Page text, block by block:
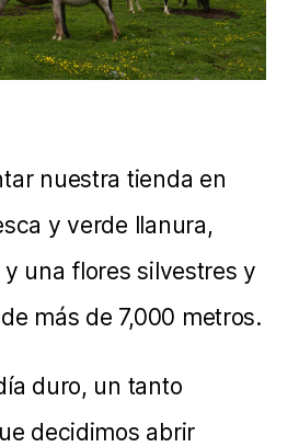
nuestra tienda en
y verde llanura,
una flores silvestres y
más de 7,000 metros.
duro, un tanto
decidimos abrir